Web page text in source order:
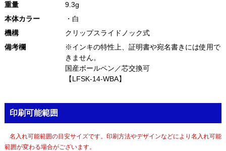
重量
9.3g
本体カラー
・白
機構
クリップスライドノック式
備考欄
※インキの特性上、証明書や宛名書きには使用で
きません。
国産ボールペン／芯交換可
【LFSK-14-WBA】
印刷可能範囲
名入れ可能範囲の目安サイズです。印刷方法やデザインなどにより名入れ可能
範囲が変わる場合がございます。